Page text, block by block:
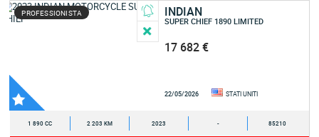
PROFESSIONISTA INDIAN
SUPER CHIEF 1890 LIMITED
17 682 €
22/05/2026 STATI UNITI
1 890 CC 2 203 KM 2023 - 85210